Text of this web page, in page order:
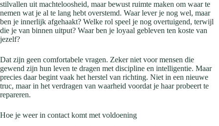
stilvallen uit machteloosheid, maar bewust ruimte maken om waar te
nemen wat je al te lang hebt overstemd. Waar lever je nog wel, maar
ben je innerlijk afgehaakt? Welke rol speel je nog overtuigend, terwijl
die je van binnen uitput? Waar ben je loyaal gebleven ten koste van
jezelf?
Dat zijn geen comfortabele vragen. Zeker niet voor mensen die
gewend zijn hun leven te dragen met discipline en intelligentie. Maar
precies daar begint vaak het herstel van richting. Niet in een nieuwe
truc, maar in het verdragen van waarheid voordat je haar probeert te
repareren.
Hoe je weer in contact komt met voldoening